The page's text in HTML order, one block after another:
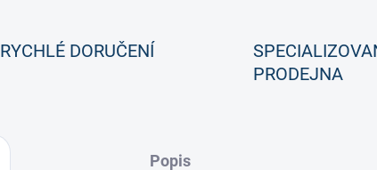
RYCHLÉ DORUČENÍ
PRODEJNA
Popis